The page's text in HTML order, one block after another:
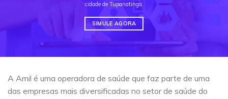
cidade de Tupanatinga.
SIMULE AGORA
A Amil é uma operadora de saúde que faz parte de uma
das empresas mais diversificadas no setor de saúde do